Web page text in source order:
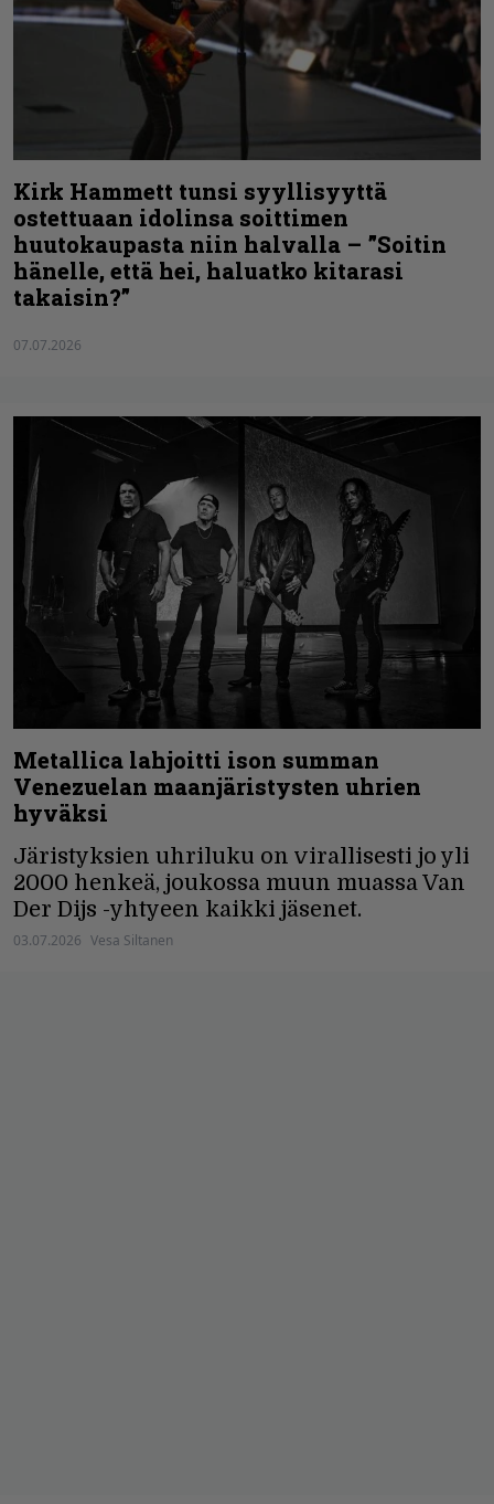
Kirk Hammett tunsi syyllisyyttä
ostettuaan idolinsa soittimen
huutokaupasta niin halvalla – ”Soitin
hänelle, että hei, haluatko kitarasi
takaisin?”
07.07.2026
Metallica lahjoitti ison summan
Venezuelan maanjäristysten uhrien
hyväksi
Järistyksien uhriluku on virallisesti jo yli
2000 henkeä, joukossa muun muassa Van
Der Dijs -yhtyeen kaikki jäsenet.
03.07.2026 Vesa Siltanen